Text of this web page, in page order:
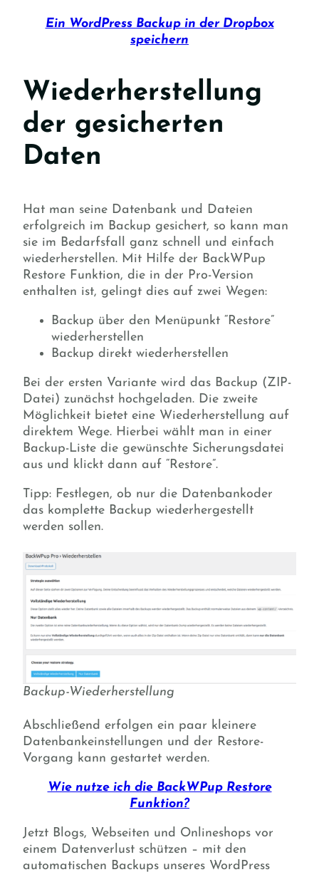
Ein WordPress Backup in der Dropbox
speichern
Wiederherstellung
der gesicherten
Daten
Hat man seine Datenbank und Dateien
erfolgreich im Backup gesichert, so kann man
sie im Bedarfsfall ganz schnell und einfach
wiederherstellen. Mit Hilfe der BackWPup
Restore Funktion, die in der Pro-Version
enthalten ist, gelingt dies auf zwei Wegen:
Backup über den Menüpunkt “Restore”
wiederherstellen
Backup direkt wiederherstellen
Bei der ersten Variante wird das Backup (ZIP-
Datei) zunächst hochgeladen. Die zweite
Möglichkeit bietet eine Wiederherstellung auf
direktem Wege. Hierbei wählt man in einer
Backup-Liste die gewünschte Sicherungsdatei
aus und klickt dann auf “Restore”.
Tipp: Festlegen, ob nur die Datenbankoder
das komplette Backup wiederhergestellt
werden sollen.
Backup-Wiederherstellung
Abschließend erfolgen ein paar kleinere
Datenbankeinstellungen und der Restore-
Vorgang kann gestartet werden.
Wie nutze ich die BackWPup Restore
Funktion?
Jetzt Blogs, Webseiten und Onlineshops vor
einem Datenverlust schützen – mit den
automatischen Backups unseres WordPress